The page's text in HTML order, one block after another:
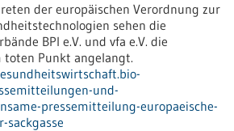
der europäischen Verordnung zur
sehen die
BPI e.V. und vfa e.V. die
toten Punkt angelangt.
und-
pressemitteilung-europaeische-
sackgasse